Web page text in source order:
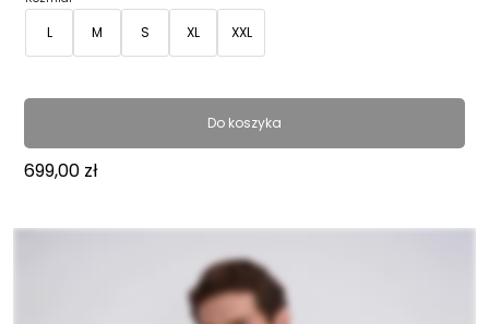
L M S XL XXL
Do koszyka
699,00 zł